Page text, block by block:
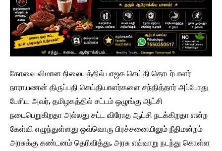
கோவை விமான நிலையத்தில் பாஜக செய்தி தொடர்பாளர்
நாராயணன் திருப்பதி செய்தியாளர்களை சந்தித்தார் அப்போது
பேசிய அவர், தமிழகத்தில் சட்டம் ஒழுங்கு ஆட்சி
நடைபெறுகிறதா அல்லது சட்ட விரோத ஆட்சி நடக்கிறதா என்ற
கேள்வி எழுந்துள்ளது ஒவ்வொரு பிரச்சனையிலும் நீதிமன்றம்
அரசுக்கு கண்டனம் தெரிவித்து, அரசு எவ்வாறு நடந்து கொள்ள